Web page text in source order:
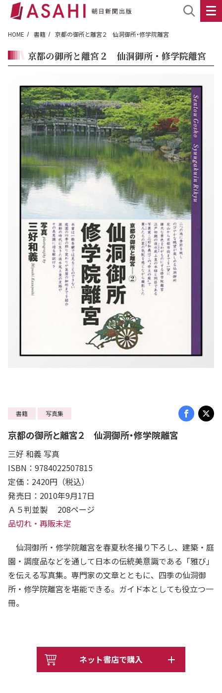
HOME 書籍 京都の御所と離宮２ 仙洞御所・修学院離宮
京都の御所と離宮２ 仙洞御所・修学院離宮
書籍 写真集
京都の御所と離宮２ 仙洞御所・修学院離宮
三好 和義 写真
ISBN：9784022507815
定価：2420円（税込）
発売日：2010年9月17日
Ａ５判並製 208ページ
品切れ・再販未定
仙洞御所・修学院離宮を春夏秋冬撮り下ろし、建築・庭
園・調度品などを通して日本の伝統美意識である「雅び」
を伝える写真集。専門家の文章とともに、四季の仙洞御
所・修学院離宮を堪能できる。ガイド本としても役立つ一
冊。
ネット書店で購入